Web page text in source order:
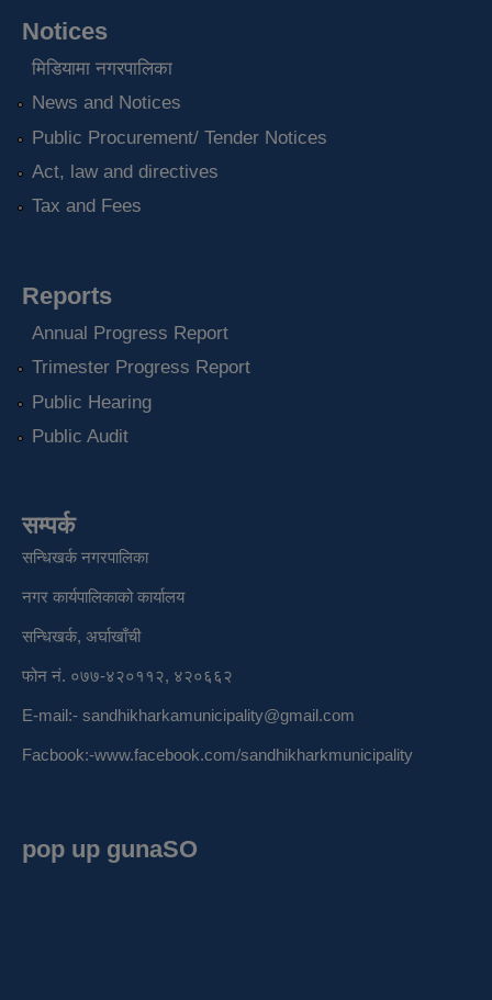
Notices
मिडियामा नगरपालिका
News and Notices
Public Procurement/ Tender Notices
Act, law and directives
Tax and Fees
Reports
Annual Progress Report
Trimester Progress Report
Public Hearing
Public Audit
सम्पर्क
सन्धिखर्क नगरपालिका
नगर कार्यपालिकाको कार्यालय
सन्धिखर्क, अर्घाखाँची
फोन नं. ०७७-४२०११२, ४२०६६२
E-mail:- sandhikharkamunicipality@gmail.com
Facbook:-www.facebook.com/sandhikharkmunicipality
pop up gunaSO